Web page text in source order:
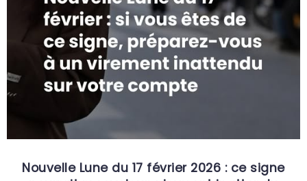
Nouvelle Lune du 17 février 2026 : ce signe